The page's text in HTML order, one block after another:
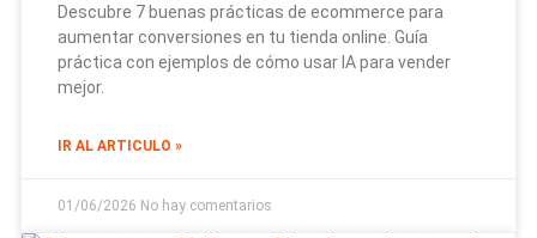
Descubre 7 buenas prácticas de ecommerce para
aumentar conversiones en tu tienda online. Guía
práctica con ejemplos de cómo usar IA para vender
mejor.
IR AL ARTICULO »
01/06/2026 No hay comentarios